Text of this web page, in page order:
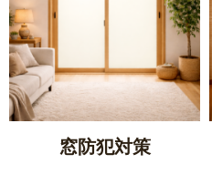
窓防犯対策